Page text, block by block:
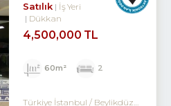
Satılık
İş Yeri
Dükkan
4,500,000 TL
60m² 2
Türkiye İstanbul / Beylikdüzü